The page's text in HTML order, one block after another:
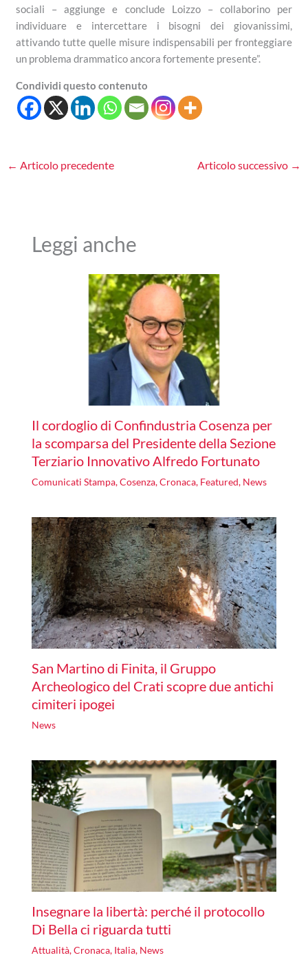
sociali – aggiunge e conclude Loizzo – collaborino per
individuare e intercettare i bisogni dei giovanissimi,
attivando tutte quelle misure indispensabili per fronteggiare
un problema drammatico ancora fortemente presente”.
Condividi questo contenuto
← Articolo precedente Articolo successivo →
Leggi anche
Il cordoglio di Confindustria Cosenza per
la scomparsa del Presidente della Sezione
Terziario Innovativo Alfredo Fortunato
Comunicati Stampa,Cosenza,Cronaca, Featured, News
San Martino di Finita, il Gruppo
Archeologico del Crati scopre due antichi
cimiteri ipogei
News
Insegnare la libertà: perché il protocollo
Di Bella ci riguarda tutti
Attualità,Cronaca, Italia, News